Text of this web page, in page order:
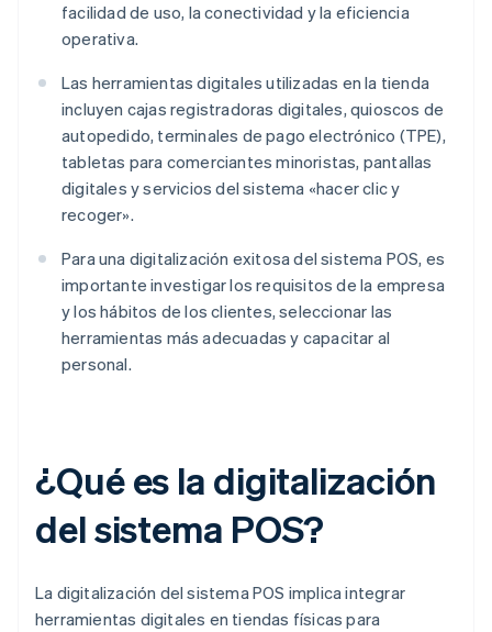
facilidad de uso, la conectividad y la eficiencia
operativa.
Las herramientas digitales utilizadas en la tienda
incluyen cajas registradoras digitales, quioscos de
autopedido, terminales de pago electrónico (TPE),
tabletas para comerciantes minoristas, pantallas
digitales y servicios del sistema «hacer clic y
recoger».
Para una digitalización exitosa del sistema POS, es
importante investigar los requisitos de la empresa
y los hábitos de los clientes, seleccionar las
herramientas más adecuadas y capacitar al
personal.
¿Qué es la digitalización
del sistema POS?
La digitalización del sistema POS implica integrar
herramientas digitales en tiendas físicas para